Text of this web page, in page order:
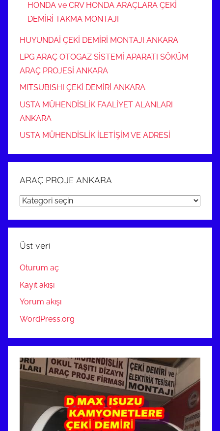
HONDA ve CRV HONDA ARAÇLARA ÇEKİ
DEMİRİ TAKMA MONTAJI
HUYUNDAİ ÇEKİ DEMİRİ MONTAJI ANKARA
LPG ARAÇ OTOGAZ SİSTEMİ APARATI SÖKÜM
ARAÇ PROJESİ ANKARA
MITSUBISHI ÇEKİ DEMİRİ ANKARA
USTA MÜHENDİSLİK FAALİYET ALANLARI
ANKARA
USTA MÜHENDİSLİK İLETİŞİM VE ADRESİ
ARAÇ PROJE ANKARA
ARAÇ
ANKARA
Üst veri
Oturum aç
Kayıt akışı
Yorum akışı
WordPress.org